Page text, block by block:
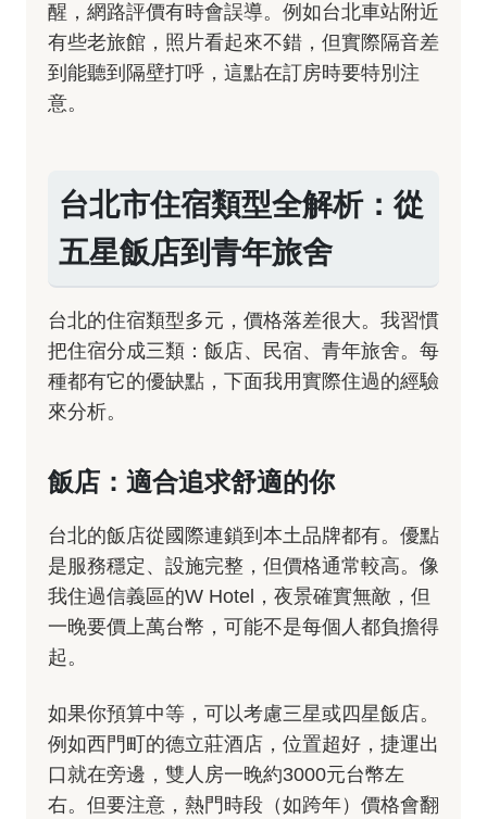
醒，網路評價有時會誤導。例如台北車站附近
有些老旅館，照片看起來不錯，但實際隔音差
到能聽到隔壁打呼，這點在訂房時要特別注
意。
台北市住宿類型全解析：從
五星飯店到青年旅舍
台北的住宿類型多元，價格落差很大。我習慣
把住宿分成三類：飯店、民宿、青年旅舍。每
種都有它的優缺點，下面我用實際住過的經驗
來分析。
飯店：適合追求舒適的你
台北的飯店從國際連鎖到本土品牌都有。優點
是服務穩定、設施完整，但價格通常較高。像
我住過信義區的W Hotel，夜景確實無敵，但
一晚要價上萬台幣，可能不是每個人都負擔得
起。
如果你預算中等，可以考慮三星或四星飯店。
例如西門町的德立莊酒店，位置超好，捷運出
口就在旁邊，雙人房一晚約3000元台幣左
右。但要注意，熱門時段（如跨年）價格會翻